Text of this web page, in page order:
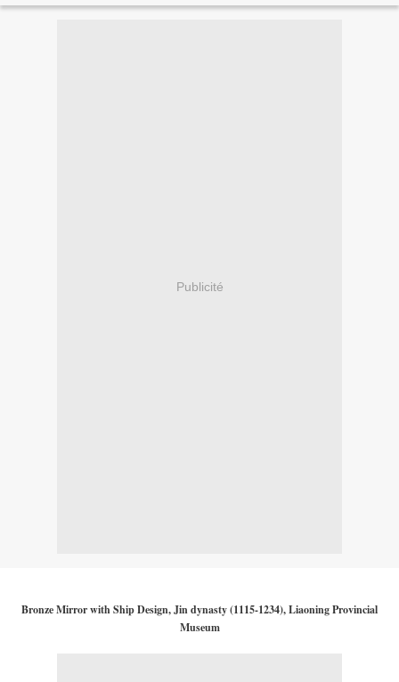
Publicité
Bronze Mirror with Ship Design, Jin dynasty (1115-1234), Liaoning Provincial
Museum